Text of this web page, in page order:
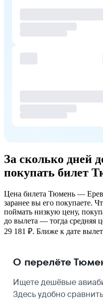
За сколько дней
покупать билет
Цена билета Тюмень —
заранее вы его покупаете.
поймать низкую цену,
до вылета — тогда средняя
29 181 ₽. Ближе к дате
О перелёте
Ищете дешёвые
Здесь удобно